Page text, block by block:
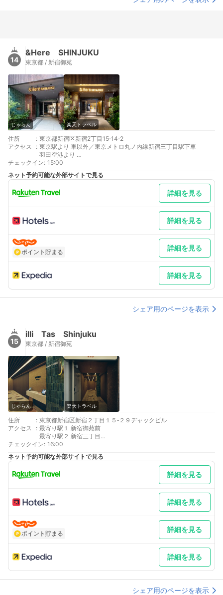
14
&Here SHINJUKU
東京都 / 新宿御苑
じゃらん 楽天トラベル
住所 : 東京都新宿区新宿2丁目15‐14‐2
アクセス
: 東京駅より 車以外／東京メトロ丸ノ内線新宿三丁目駅下車
羽田空港より
最寄り駅１ 新宿三丁目
チェックイン: 15:00
ネット予約可能な外部サイトで見る
詳細を見る
詳細を見る
ポイント貯まる 詳細を見る
詳細を見る
シェア用のページを表示
15
illi Tas Shinjuku
東京都 / 新宿御苑
じゃらん 楽天トラベル
住所 : 東京都新宿区新宿２丁目１５‐２９ヂャックビル
アクセス
: 最寄り駅１ 新宿御苑前
最寄り駅２ 新宿三丁目
最寄り駅３ 新宿
チェックイン: 16:00
ネット予約可能な外部サイトで見る
詳細を見る
詳細を見る
ポイント貯まる 詳細を見る
詳細を見る
シェア用のページを表示